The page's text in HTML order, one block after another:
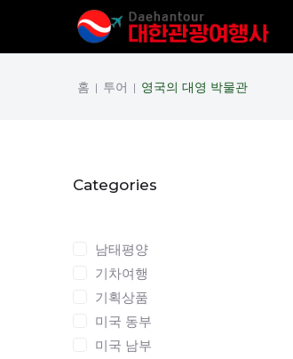
홈 | 투어 | 영국의 대영 박물관
Categories
남태평양
기차여행
기획상품
미국 동부
미국 남부